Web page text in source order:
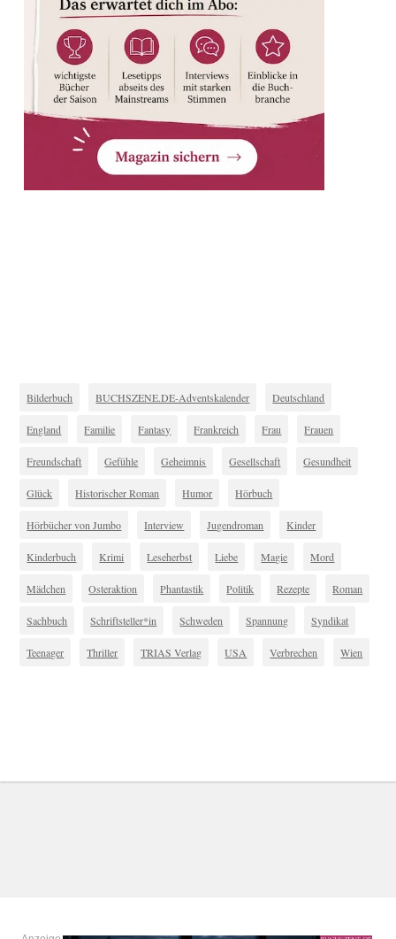
Bilderbuch BUCHSZENE.DE-Adventskalender Deutschland
England Familie Fantasy Frankreich Frau Frauen
Freundschaft Gefühle Geheimnis Gesellschaft Gesundheit
Glück Historischer Roman Humor Hörbuch
Hörbücher von Jumbo Interview Jugendroman Kinder
Kinderbuch Krimi Leseherbst Liebe Magie Mord
Mädchen Osteraktion Phantastik Politik Rezepte Roman
Sachbuch Schriftsteller*in Schweden Spannung Syndikat
Teenager Thriller TRIAS Verlag USA Verbrechen Wien